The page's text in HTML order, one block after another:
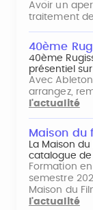
Avoir un
traitement
40ème
40ème
présentiel
Avec
arrangez,
l'actualité
Maison du
La Maison
catalogue
Formation
semestre
Maison du
l'actualité